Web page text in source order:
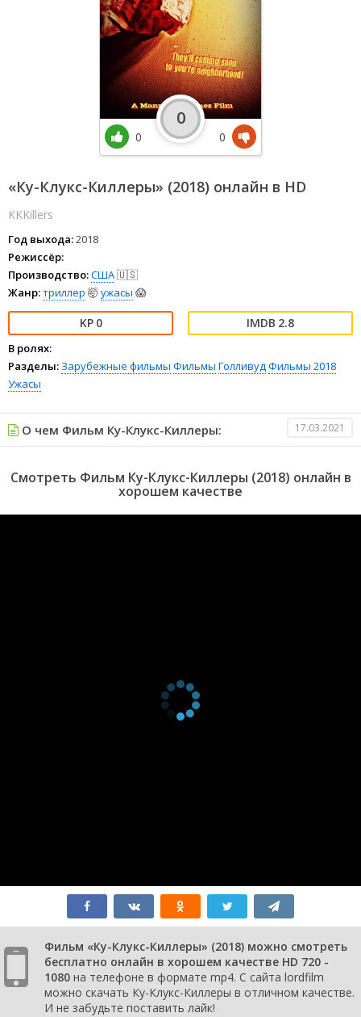
«Ку-Клукс-Киллеры» (2018) онлайн в HD
KKKillers
Год выхода:2018
Режиссёр:
Производство:США🇺🇸
Жанр:триллер 🤯ужасы 😱
0 2.8
В ролях:
Разделы: Зарубежные фильмы Фильмы ГолливудФильмы 2018
Ужасы
0
0
0
О чем Фильм Ку-Клукс-Киллеры: 17.03.2021
Смотреть Фильм Ку-Клукс-Киллеры (2018) онлайн в
хорошем качестве
Фильм «Ку-Клукс-Киллеры» (2018) можно смотреть
бесплатно онлайн в хорошем качестве HD 720 -
1080 на телефоне в формате mp4. С сайта lordfilm
можно скачать Ку-Клукс-Киллеры в отличном качестве.
И не забудьте поставить лайк!